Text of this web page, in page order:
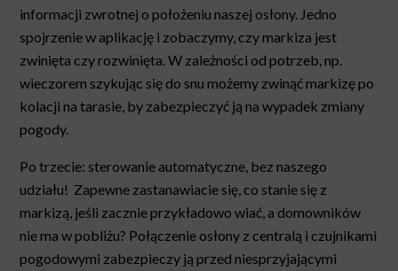
informacji zwrotnej o położeniu naszej osłony. Jedno
spojrzenie w aplikację i zobaczymy, czy markiza jest
zwinięta czy rozwinięta. W zależności od potrzeb, np.
wieczorem szykując się do snu możemy zwinąć markizę po
kolacji na tarasie, by zabezpieczyć ją na wypadek zmiany
pogody.
Po trzecie: sterowanie automatyczne, bez naszego
udziału! Zapewne zastanawiacie się, co stanie się z
markizą, jeśli zacznie przykładowo wiać, a domowników
nie ma w pobliżu? Połączenie osłony z centralą i czujnikami
pogodowymi zabezpieczy ją przed niesprzyjającymi